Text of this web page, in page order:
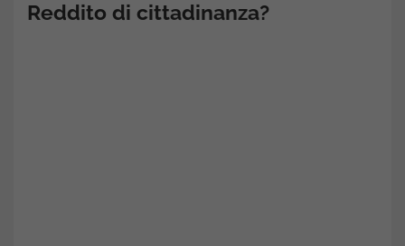
Reddito di cittadinanza?